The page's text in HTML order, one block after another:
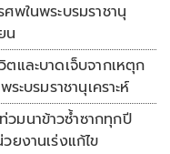
พในพระบรมราชานุ
น
และบาดเจ็บจากเหตุก
ระบรมราชานุเคราะห์
มนาข้าวซ้ำซากทุกปี
ยงานเร่งแก้ไข